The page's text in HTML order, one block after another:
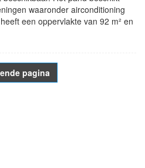
waaronder airconditioning
een oppervlakte van 92 m² en
pagina